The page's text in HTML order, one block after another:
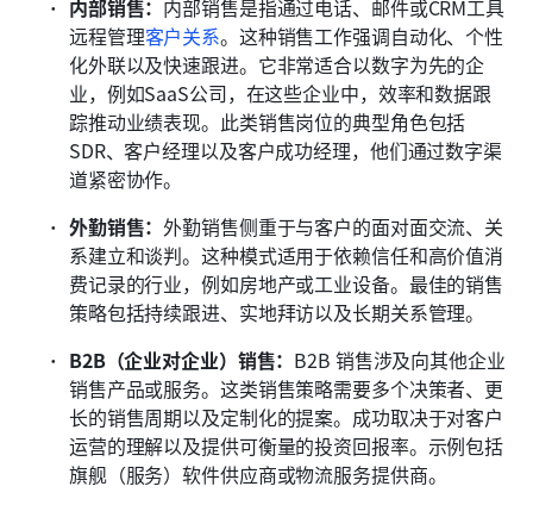
内部销售： 内部销售是指通过电话、邮件或CRM工具
远程管理客户关系。这种销售工作强调自动化、个性
化外联以及快速跟进。它非常适合以数字为先的企
业，例如SaaS公司，在这些企业中，效率和数据跟
踪推动业绩表现。此类销售岗位的典型角色包括
SDR、客户经理以及客户成功经理，他们通过数字渠
道紧密协作。
外勤销售： 外勤销售侧重于与客户的面对面交流、关
系建立和谈判。这种模式适用于依赖信任和高价值消
费记录的行业，例如房地产或工业设备。最佳的销售
策略包括持续跟进、实地拜访以及长期关系管理。
B2B（企业对企业）销售： B2B 销售涉及向其他企业
销售产品或服务。这类销售策略需要多个决策者、更
长的销售周期以及定制化的提案。成功取决于对客户
运营的理解以及提供可衡量的投资回报率。示例包括
旗舰（服务）软件供应商或物流服务提供商。